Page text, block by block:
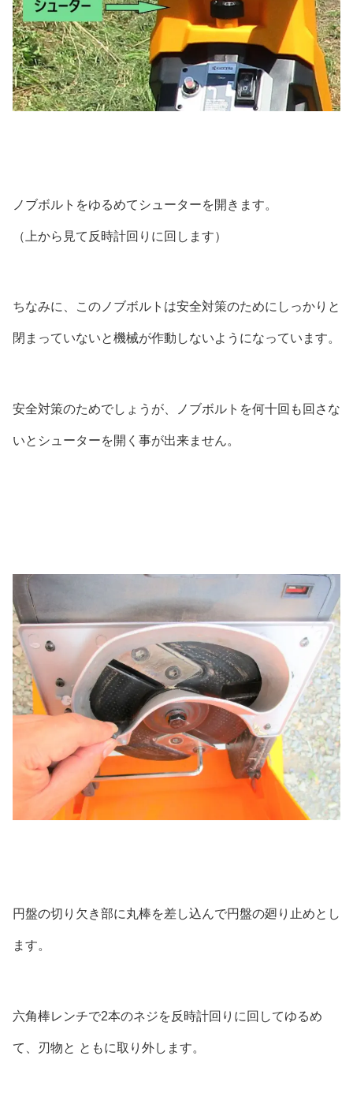
ノブボルトをゆるめてシューターを開きます。
（上から見て反時計回りに回します）
ちなみに、このノブボルトは安全対策のためにしっかりと
閉まっていないと機械が作動しないようになっています。
安全対策のためでしょうが、ノブボルトを何十回も回さな
いとシューターを開く事が出来ません。
円盤の切り欠き部に丸棒を差し込んで円盤の廻り止めとし
ます。
六角棒レンチで2本のネジを反時計回りに回してゆるめ
て、刃物と ともに取り外します。